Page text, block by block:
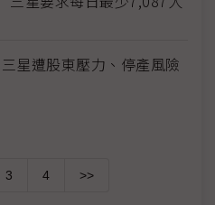
星遭股東壓力、停產風險
3 4 >>